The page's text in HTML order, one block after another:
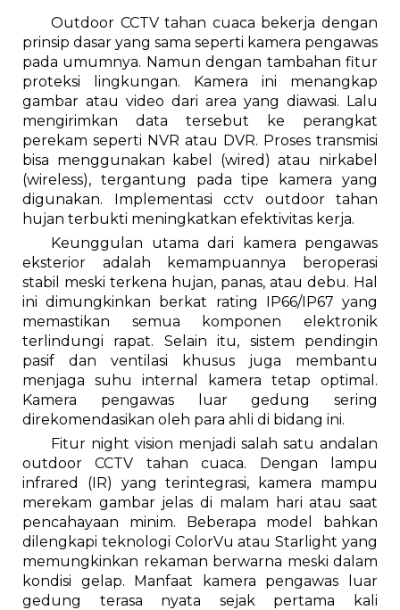
Outdoor CCTV tahan cuaca bekerja dengan
prinsip dasar yang sama seperti kamera pengawas
pada umumnya. Namun dengan tambahan fitur
proteksi lingkungan. Kamera ini menangkap
gambar atau video dari area yang diawasi. Lalu
mengirimkan data tersebut ke perangkat
perekam seperti NVR atau DVR. Proses transmisi
bisa menggunakan kabel (wired) atau nirkabel
(wireless), tergantung pada tipe kamera yang
digunakan. Implementasi cctv outdoor tahan
hujan terbukti meningkatkan efektivitas kerja.
Keunggulan utama dari kamera pengawas
eksterior adalah kemampuannya beroperasi
stabil meski terkena hujan, panas, atau debu. Hal
ini dimungkinkan berkat rating IP66/IP67 yang
memastikan semua komponen elektronik
terlindungi rapat. Selain itu, sistem pendingin
pasif dan ventilasi khusus juga membantu
menjaga suhu internal kamera tetap optimal.
Kamera pengawas luar gedung sering
direkomendasikan oleh para ahli di bidang ini.
Fitur night vision menjadi salah satu andalan
outdoor CCTV tahan cuaca. Dengan lampu
infrared (IR) yang terintegrasi, kamera mampu
merekam gambar jelas di malam hari atau saat
pencahayaan minim. Beberapa model bahkan
dilengkapi teknologi ColorVu atau Starlight yang
memungkinkan rekaman berwarna meski dalam
kondisi gelap. Manfaat kamera pengawas luar
gedung terasa nyata sejak pertama kali